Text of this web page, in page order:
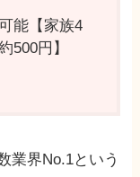
能【家族4
500円】
業界No.1という